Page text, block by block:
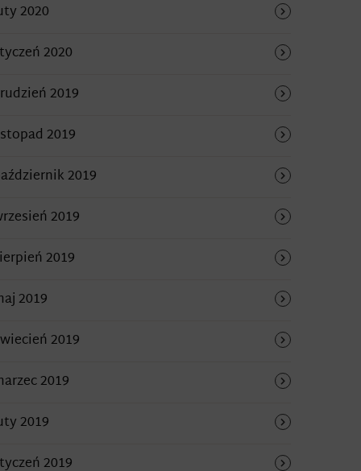
2020
2020
2019
2019
2019
2019
2019
2019
2019
2019
2019
2019